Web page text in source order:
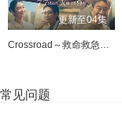
更新至04集
Crossroad～救命救急的约定～
常见问题